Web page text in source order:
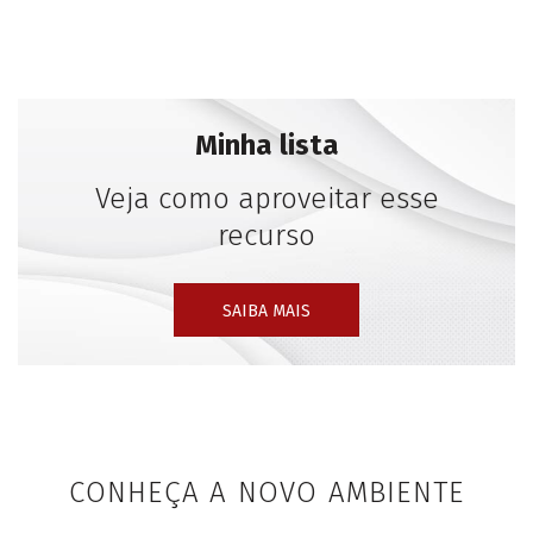
Um dos inúmeros artigos de revistas escritos sobre
Béhar o chamou de “designer multidisciplinar de
nossa era”. Sua longa lista de prêmios inclui o
prestigiado National Design Award do Cooper Hewitt
Smithsonian National Design Museum, onde seu
trabalho faz parte da coleção permanente.
Em 2004: ele tinha duas exposições solo, uma no San
“Ao trabalhar com os clientes, a minha filosofia é me
Minha lista
Veja como aproveitar esse
recurso
SAIBA MAIS
CONHEÇA A NOVO AMBIENTE